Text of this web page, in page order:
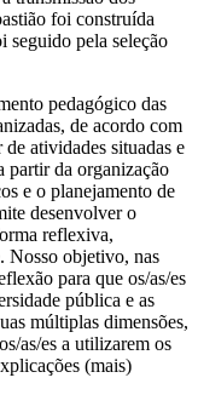
foi construída
seguido pela seleção
pedagógico das
de acordo com
atividades situadas e
partir da organização
e o planejamento de
desenvolver o
reflexiva,
Nosso objetivo, nas
para que os/as/es
pública e as
múltiplas dimensões,
as/es a utilizarem os
(mais)